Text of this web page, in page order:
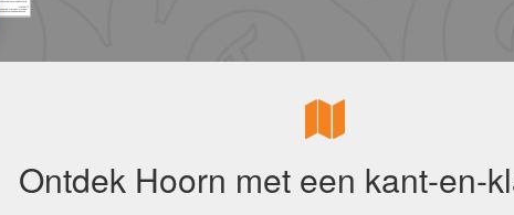
Ontdek Hoorn met een kant-en-